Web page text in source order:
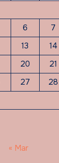
6 7
13 14
20 21
27 28
« Mar